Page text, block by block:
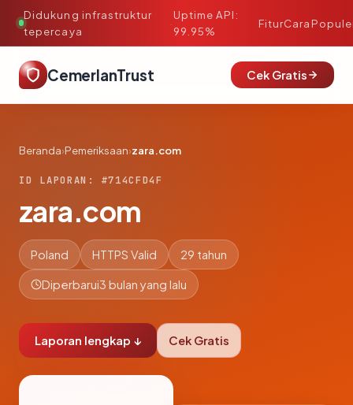
Didukung infrastruktur
tepercaya
·
Uptime API:
99.95%
FiturCara
CemerlanTrust Cek Gratis
Beranda›Pemeriksaan›zara.com
ID LAPORAN: #714CFD4F
zara.com
Poland HTTPS Valid 29 tahun
Diperbarui3 bulan yang lalu
Laporan lengkap ↓ Cek Gratis